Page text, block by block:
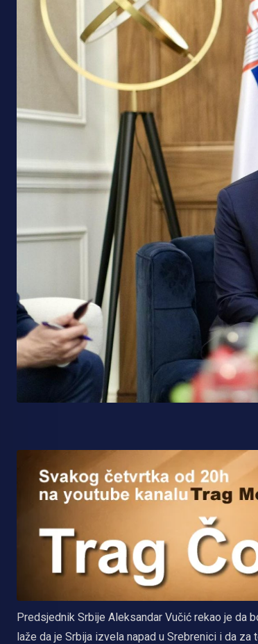
Predsjednik Srbije Aleksandar Vučić rekao je da
laže da je Srbija izvela napad u Srebrenici i da za